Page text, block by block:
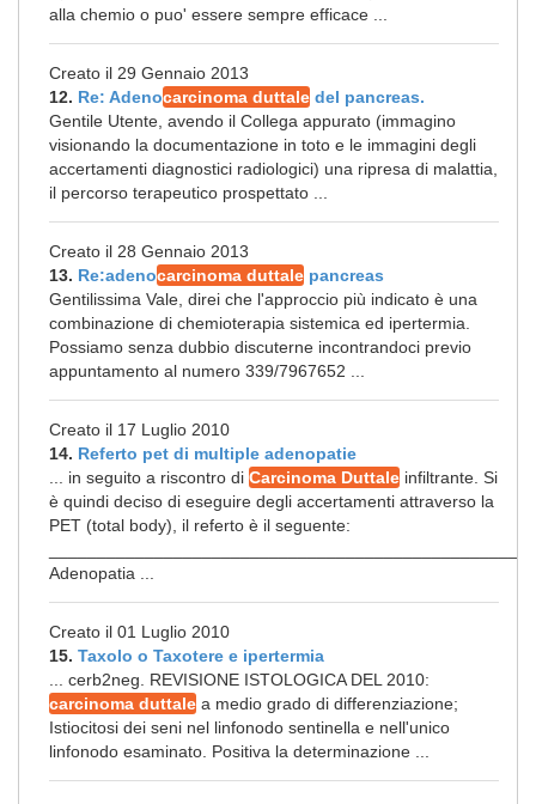
alla chemio o puo' essere sempre efficace ...
Creato il 29 Gennaio 2013
12. Re: Adenocarcinoma duttale del pancreas.
Gentile Utente, avendo il Collega appurato (immagino
visionando la documentazione in toto e le immagini degli
accertamenti diagnostici radiologici) una ripresa di malattia,
il percorso terapeutico prospettato ...
Creato il 28 Gennaio 2013
13. Re:adenocarcinoma duttale pancreas
Gentilissima Vale, direi che l'approccio più indicato è una
combinazione di chemioterapia sistemica ed ipertermia.
Possiamo senza dubbio discuterne incontrandoci previo
appuntamento al numero 339/7967652 ...
Creato il 17 Luglio 2010
14. Referto pet di multiple adenopatie
... in seguito a riscontro di Carcinoma Duttale infiltrante. Si
è quindi deciso di eseguire degli accertamenti attraverso la
PET (total body), il referto è il seguente:
Adenopatia ...
Creato il 01 Luglio 2010
15. Taxolo o Taxotere e ipertermia
... cerb2neg. REVISIONE ISTOLOGICA DEL 2010:
carcinoma duttale a medio grado di differenziazione;
Istiocitosi dei seni nel linfonodo sentinella e nell'unico
linfonodo esaminato. Positiva la determinazione ...